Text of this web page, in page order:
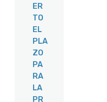
ER
TO
EL
PLA
ZO
PA
RA
LA
PR